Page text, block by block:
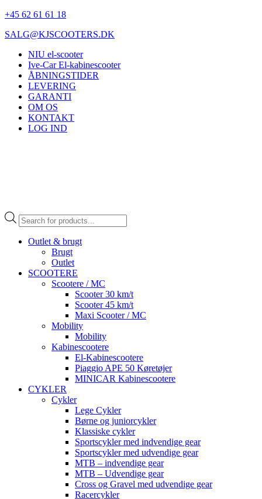
+45 62 61 61 18
SALG@KJSCOOTERS.DK
NIU el-scooter
Ive-Car El-kabinescooter
ÅBNINGSTIDER
LEVERING
GARANTI
OM OS
KONTAKT
LOG IND
Products
search
Outlet & brugt
Brugt
Outlet
SCOOTERE
Scootere / MC
Scooter 30 km/t
Scooter 45 km/t
Maxi Scooter / MC
Mobility
Mobility
Kabinescootere
El-Kabinescootere
Piaggio APE 50 Køretøjer
MINICAR Kabinescootere
CYKLER
Cykler
Lege Cykler
Børne og juniorcykler
Klassiske cykler
Sportscykler med indvendige gear
Sportscykler med udvendige gear
MTB – indvendige gear
MTB – Udvendige gear
Cross og Gravel med udvendige gear
Racercykler